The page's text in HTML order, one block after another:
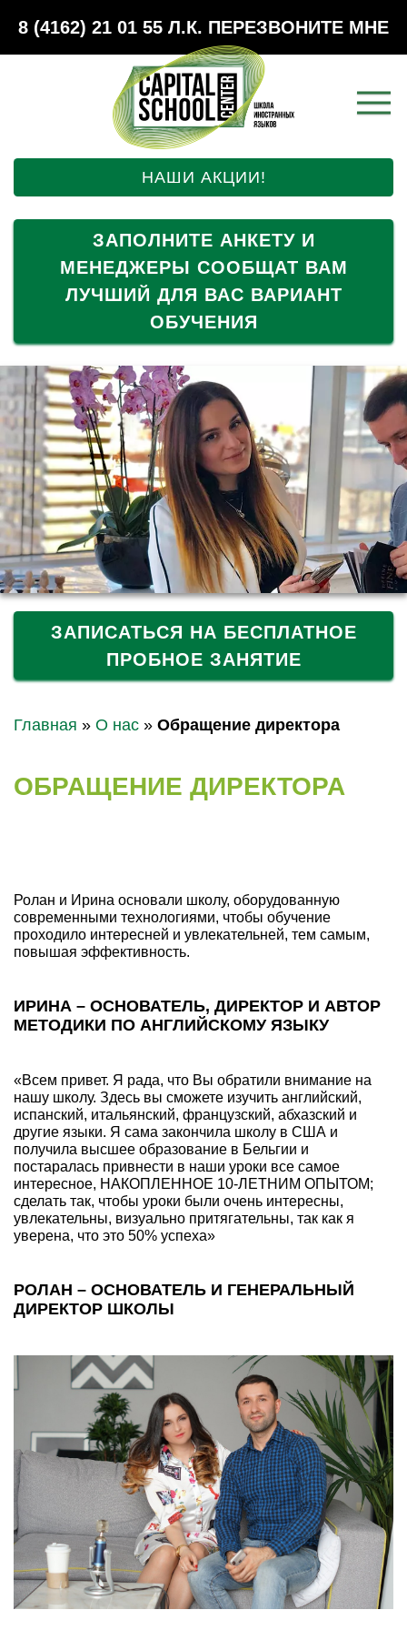
8 (4162) 21 01 55 Л.К. ПЕРЕЗВОНИТЕ МНЕ
НАШИ АКЦИИ!
ЗАПОЛНИТЕ АНКЕТУ И
МЕНЕДЖЕРЫ СООБЩАТ ВАМ
ЛУЧШИЙ ДЛЯ ВАС ВАРИАНТ
ОБУЧЕНИЯ
ЗАПИСАТЬСЯ НА БЕСПЛАТНОЕ
ПРОБНОЕ ЗАНЯТИЕ
Главная » О нас » Обращение директора
ОБРАЩЕНИЕ ДИРЕКТОРА
Ролан и Ирина основали школу, оборудованную
современными технологиями, чтобы обучение
проходило интересней и увлекательней, тем самым,
повышая эффективность.
ИРИНА – ОСНОВАТЕЛЬ, ДИРЕКТОР И АВТОР
МЕТОДИКИ ПО АНГЛИЙСКОМУ ЯЗЫКУ
«Всем привет. Я рада, что Вы обратили внимание на
нашу школу. Здесь вы сможете изучить английский,
испанский, итальянский, французский, абхазский и
другие языки. Я сама закончила школу в США и
получила высшее образование в Бельгии и
постаралась привнести в наши уроки все самое
интересное, НАКОПЛЕННОЕ 10-ЛЕТНИМ ОПЫТОМ;
сделать так, чтобы уроки были очень интересны,
увлекательны, визуально притягательны, так как я
уверена, что это 50% успеха»
РОЛАН – ОСНОВАТЕЛЬ И ГЕНЕРАЛЬНЫЙ
ДИРЕКТОР ШКОЛЫ